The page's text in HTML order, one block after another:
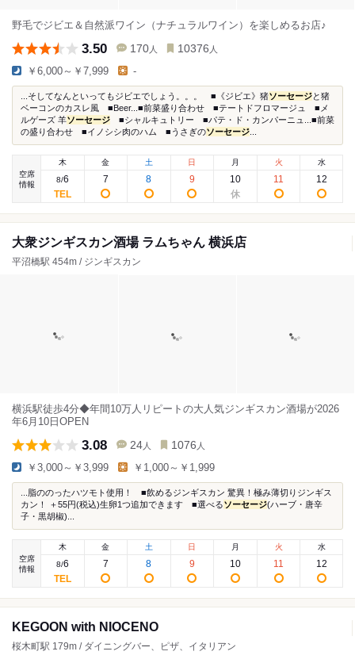
野毛でジビエ＆自然派ワイン（ナチュラルワイン）を楽しめるお店♪
3.50 170 人 10376 人
￥6,000～￥7,999 -
...そしてなんといってもジビエでしょう。。。 ■《ジビエ》猪ソーセージと猪
ベーコンのカスレ風 ■Beer...■前菜盛り合わせ ■テートドフロマージュ ■メ
ルゲーズ 羊ソーセージ ■シャルキュトリー ■パテ・ド・カンパーニュ...■前菜
の盛り合わせ ■イノシシ肉のハム ■うさぎのソーセージ
空席
情報
木
8/6
金
7
土
8
日
9
月
10
火
11
水
12
大衆ジンギスカン酒場 ラムちゃん 横浜店
平沼橋駅 454m / ジンギスカン
横浜駅徒歩4分◆年間10万人リピートの大人気ジンギスカン酒場が2026
年6月10日OPEN
3.08 24 人 1076 人
￥3,000～￥3,999 ￥1,000～￥1,999
...脂ののったハツモト使用！ ■飲めるジンギスカン 驚異！極み薄切りジンギス
カン！ ＋55円(税込)生卵1つ追加できます ■選べるソーセージ(ハーブ・唐辛
子・黒胡椒)...
空席
情報
木
8/6
金
7
土
8
日
9
月
10
火
11
水
12
KEGOON with NIOCENO
桜木町駅 179m / ダイニングバー、ピザ、イタリアン